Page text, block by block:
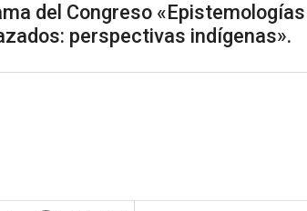
del Congreso
perspectivas indígenas».